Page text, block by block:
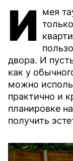
И мея
двора. И
как у
можно
практично и
планировке
получить